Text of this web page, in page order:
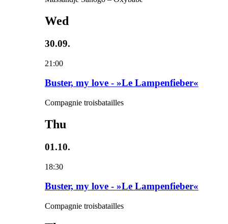
Wed
30.09.
21:00
Buster, my love - »Le Lampenfieber«
Compagnie troisbatailles
Thu
01.10.
18:30
Buster, my love - »Le Lampenfieber«
Compagnie troisbatailles